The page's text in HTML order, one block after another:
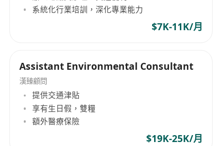
系統化行業培訓，深化專業能力
$7K-11K/月
Assistant Environmental Consultant
漢臻顧問
提供交通津貼
享有生日假，雙糧
額外醫療保險
$19K-25K/月